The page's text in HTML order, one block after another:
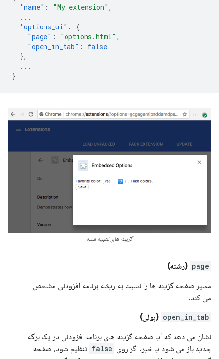
"name" : "My extension" ,
...
"options_ui" :
{
"page" : "options.html" ,
"open_in_tab" :
false
},
...
}
گزینه های تعبیه شده
page (رشته)
مسیر صفحه گزینه ها را نسبت به ریشه برنامه افزودنی مشخص
می کند.
open_in_tab (بولی)
نشان می دهد که آیا صفحه گزینه های برنامه افزودنی در یک برگه
جدید باز می شود یا خیر. اگر روی false تنظیم شود، صفحه